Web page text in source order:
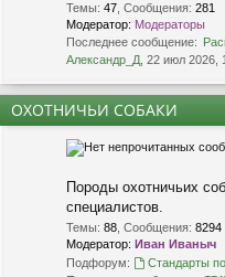
Темы: 47 Сообщения: 281
Модератор: Модераторы
Последнее сообщение:
Александр_Д , 22 июл 2026,
ОХОТНИЧЬИ СОБАКИ
Породы охотничьих
специалистов.
Темы: 88 Сообщения: 8294
Модератор: Иван Иваныч
Подфорум:
Стандарты